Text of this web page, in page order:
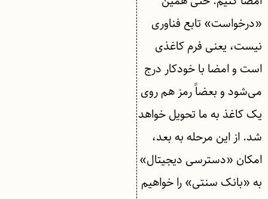
«درخواست» تابع فناوری
نیست، یعنی فرم کاغذی
است و امضا با خودکار درج
می‌شود و بعضاً رمز هم روی
یک کاغذ به ما تحویل خواهد
شد. از این مرحله به بعد،
امکان «دسترسی دیجیتال»
به «بانک سنتی» را خواهیم